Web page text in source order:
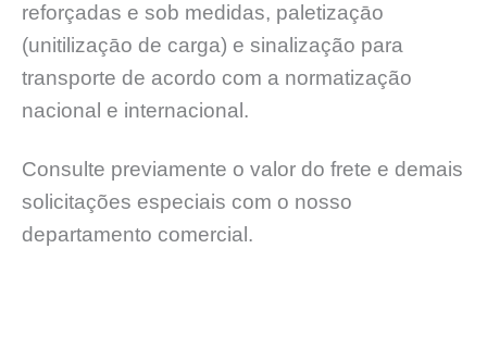
reforçadas e sob medidas, paletizaçāo
(unitilizaçāo de carga) e sinalização para
transporte de acordo com a normatização
nacional e internacional.
Consulte previamente o valor do frete e demais
solicitações especiais com o nosso
departamento comercial.